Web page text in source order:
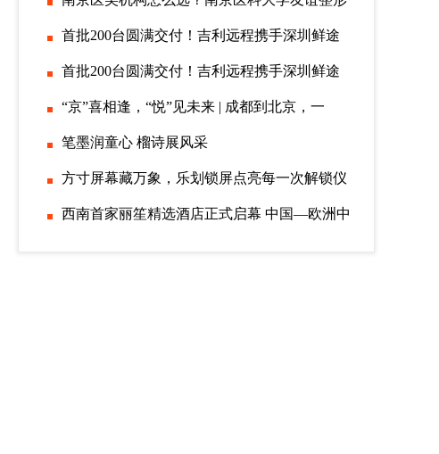
首批200台圆满交付！吉利远程携手深圳鲜途
首批200台圆满交付！吉利远程携手深圳鲜途
“京”喜相逢，“悦”见未来 | 成都到北京，一
笔墨润童心 榴诗展风采
方寸屏幕藏万象，乐划锁屏点亮每一次解锁仪
西南首家丽笙精选酒店正式启幕 中国—欧洲中